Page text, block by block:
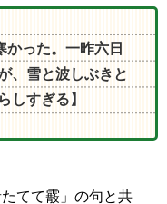
かった。一昨六日
、雪と波しぶきと
しすぎる】
てて霰」の句と共